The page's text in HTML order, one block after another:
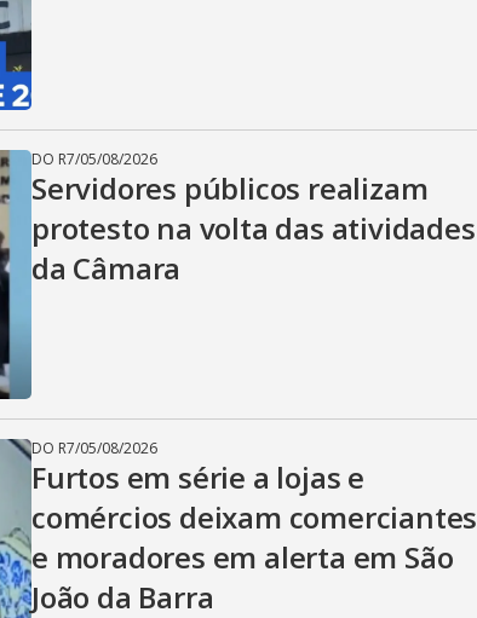
DO R7/05/08/2026
Servidores públicos realizam
protesto na volta das atividades
da Câmara
DO R7/05/08/2026
Furtos em série a lojas e
comércios deixam comerciantes
e moradores em alerta em São
João da Barra